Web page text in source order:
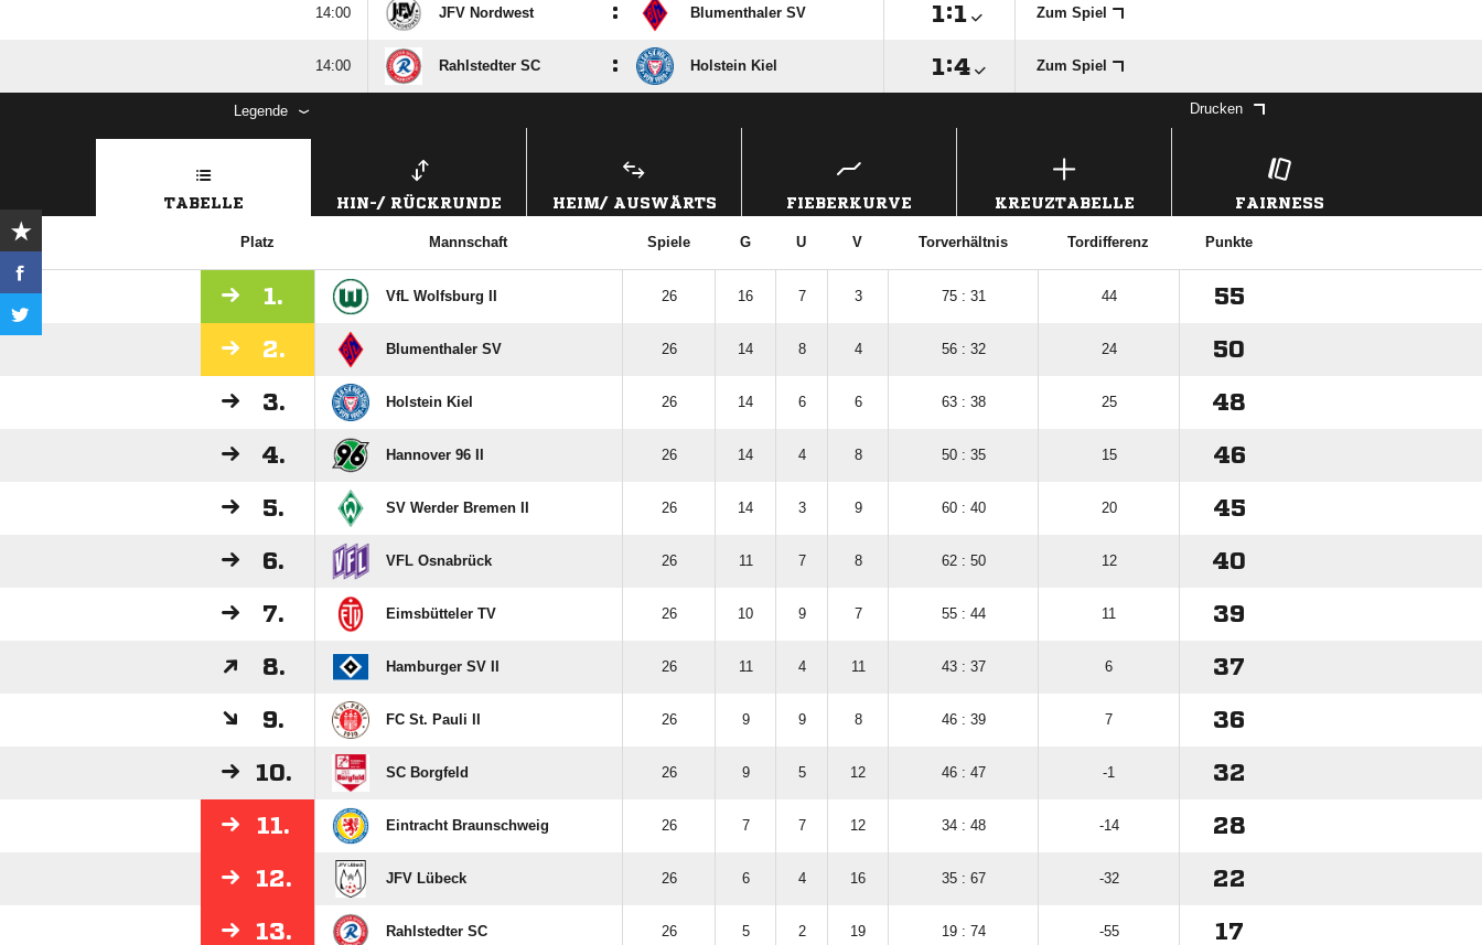
 JFV Nordwest : Blumenthaler SV : Zum Spiel
 Rahlstedter SC : Holstein Kiel : Zum Spiel
Legende Drucken
TABELLE HIN-/ RÜCKRUNDE HEIM/ AUSWÄRTS FIEBERKURVE KREUZTABELLE FAIRNESS
Platz Mannschaft Spiele G U V Torverhältnis Tordifferenz Punkte
1. VfL Wolfsburg II 26 16 7 3 75 : 31 44 55
2. Blumenthaler SV 26 14 8 4 56 : 32 24 50
3. Holstein Kiel 26 14 6 6 63 : 38 25 48
4. Hannover 96 II 26 14 4 8 50 : 35 15 46
5. SV Werder Bremen II 26 14 3 9 60 : 40 20 45
6. VFL Osnabrück 26 11 7 8 62 : 50 12 40
7. Eimsbütteler TV 26 10 9 7 55 : 44 11 39
8. Hamburger SV II 26 11 4 11 43 : 37 6 37
9. FC St. Pauli II 26 9 9 8 46 : 39 7 36
10. SC Borgfeld 26 9 5 12 46 : 47 -1 32
11. Eintracht Braunschweig 26 7 7 12 34 : 48 -14 28
12. JFV Lübeck 26 6 4 16 35 : 67 -32 22
13. Rahlstedter SC 26 5 2 19 19 : 74 -55 17